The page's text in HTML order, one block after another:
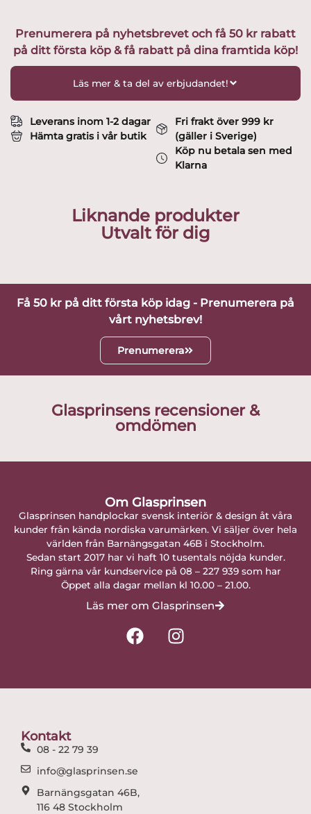
mängd
Prenumerera på nyhetsbrevet och få 50 kr rabatt
på ditt första köp & få rabatt på dina framtida köp!
Läs mer & ta del av erbjudandet!
Leverans inom 1-2 dagar
Hämta gratis i vår butik
Fri frakt över 999 kr
(gäller i Sverige)
Köp nu betala sen med
Klarna
Liknande produkter
Utvalt för dig
Få 50 kr på ditt första köp idag - Prenumerera på
vårt nyhetsbrev!
Prenumerera
Glasprinsens recensioner &
omdömen
Om Glasprinsen
Glasprinsen handplockar svensk interiör & design åt våra
kunder från kända nordiska varumärken. Vi säljer över hela
världen från Barnängsgatan 46B i Stockholm.
Sedan start 2017 har vi haft 10 tusentals nöjda kunder.
Ring gärna vår kundservice på 08 – 227 939 som har
Öppet alla dagar mellan kl 10.00 – 21.00.
Läs mer om Glasprinsen
F
a
I
n
Kontakt
08 - 22 79 39
info@glasprinsen.se
Barnängsgatan 46B,
116 48 Stockholm